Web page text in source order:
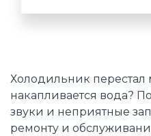
Холодильник перестал
накапливается вода?
звуки и неприятные
ремонту и